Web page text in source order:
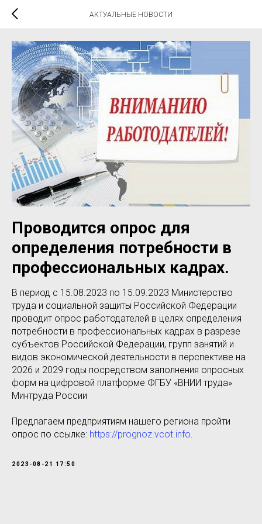
АКТУАЛЬНЫЕ НОВОСТИ
Проводится опрос для
определения потребности в
профессиональных кадрах.
В период с 15.08.2023 по 15.09.2023 Министерство
труда и социальной защиты Российской Федерации
проводит опрос работодателей в целях определения
потребности в профессиональных кадрах в разрезе
субъектов Российской Федерации, групп занятий и
видов экономической деятельности в перспективе на
2026 и 2029 годы посредством заполнения опросных
форм на цифровой платформе ФГБУ «ВНИИ труда»
Минтруда России
Предлагаем предприятиям нашего региона пройти
опрос по ссылке: https://prognoz.vcot.info
2023-08-21 17:50